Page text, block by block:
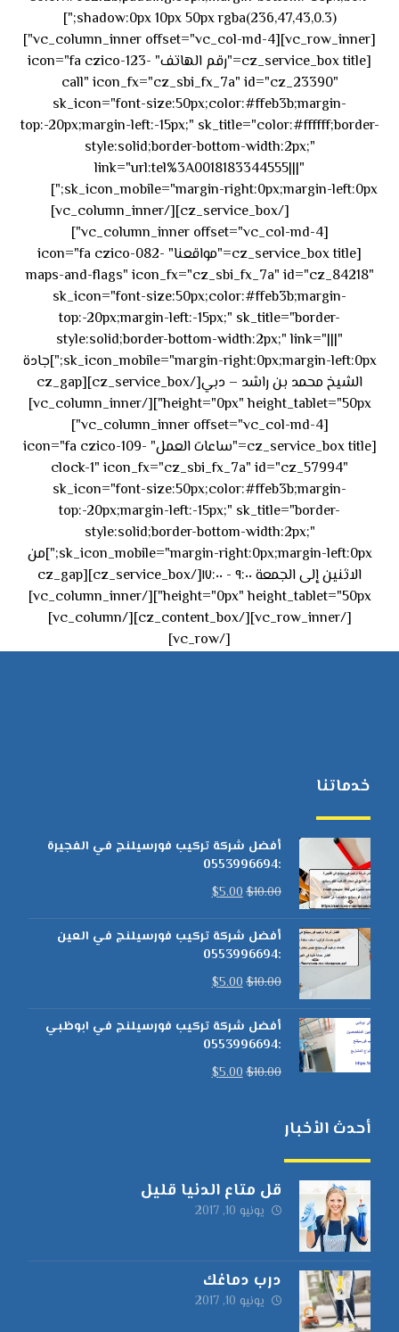
shadow:0px 10px 50px rgba(236,47,43,0.3);"]
[vc_row_inner][vc_column_inner offset="vc_col-md-4"]
[cz_service_box title="رقم الهاتف" icon="fa czico-123-
call" icon_fx="cz_sbi_fx_7a" id="cz_23390"
sk_icon="font-size:50px;color:#ffeb3b;margin-
top:-20px;margin-left:-15px;" sk_title="color:#ffffff;border-
style:solid;border-bottom-width:2px;"
link="url:tel%3A0018183344555|||"
sk_icon_mobile="margin-right:0px;margin-left:0px;"]
[/cz_service_box][/vc_column_inner]
[vc_column_inner offset="vc_col-md-4"]
[cz_service_box title="مواقعنا" icon="fa czico-082-
maps-and-flags" icon_fx="cz_sbi_fx_7a" id="cz_84218"
sk_icon="font-size:50px;color:#ffeb3b;margin-
top:-20px;margin-left:-15px;" sk_title="border-
style:solid;border-bottom-width:2px;" link="|||"
sk_icon_mobile="margin-right:0px;margin-left:0px;"]جادة
الشيخ محمد بن راشد – دبي[/cz_service_box][cz_gap
height="0px" height_tablet="50px"][/vc_column_inner]
[vc_column_inner offset="vc_col-md-4"]
[cz_service_box title="ساعات العمل" icon="fa czico-109-
clock-1" icon_fx="cz_sbi_fx_7a" id="cz_57994"
sk_icon="font-size:50px;color:#ffeb3b;margin-
top:-20px;margin-left:-15px;" sk_title="border-
style:solid;border-bottom-width:2px;"
sk_icon_mobile="margin-right:0px;margin-left:0px;"]من
الاثنين إلى الجمعة ٩:٠٠ - ١٧:٠٠[/cz_service_box][cz_gap
height="0px" height_tablet="50px"][/vc_column_inner]
[/vc_row_inner][/cz_content_box][/vc_column]
[/vc_row]
خدماتنا
أفضل شركة تركيب فورسيلنج في الفجيرة
:0553996694
$10.00
$5.00
أفضل شركة تركيب فورسيلنج في العين
:0553996694
$10.00
$5.00
أفضل شركة تركيب فورسيلنج في ابوظبي
:0553996694
$10.00
$5.00
أحدث الأخبار
قل متاع الدنيا قليل
يونيو 10, 2017
درب دماغك
يونيو 10, 2017